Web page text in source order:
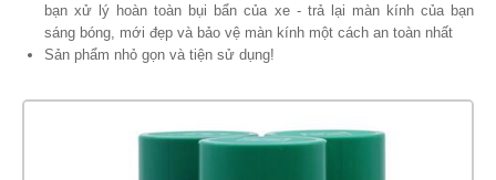
bạn xử lý hoàn toàn bụi bẩn của xe - trả lại màn kính của bạn
sáng bóng, mới đẹp và bảo vệ màn kính một cách an toàn nhất
Sản phẩm nhỏ gọn và tiện sử dụng!